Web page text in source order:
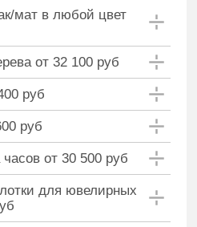
мат в любой цвет
от 32 100 руб
руб
руб
от 30 500 руб
для ювелирных